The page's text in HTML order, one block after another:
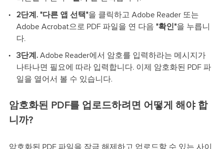
2단계. "다른 앱 선택"을 클릭하고 Adobe Reader 또는
Adobe Acrobat으로 PDF 파일을 연 다음 "확인"을 누릅니
다.
3단계.Adobe Reader에서 암호를 입력하라는 메시지가
나타나면 필요에 따라 입력합니다. 이제 암호화된 PDF 파
일을 열어서 볼 수 있습니다.
암호화된 PDF를 업로드하려면 어떻게 해야 합
니까?
암호화된 PDF 파일을 잠금 해제하고 업로드할 수 있는 사이